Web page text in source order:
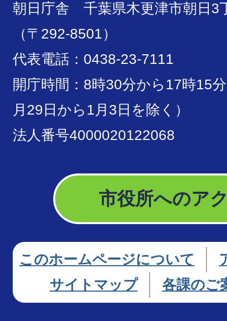
朝日庁舎 千葉県木更津市朝日3
（〒292-8501）
代表電話：0438-23-7111
開庁時間：8時30分から17時15
月29日から1月3日を除く）
法人番号4000020122068
市役所へのア
このホームページについて
サイトマップ
各課のご